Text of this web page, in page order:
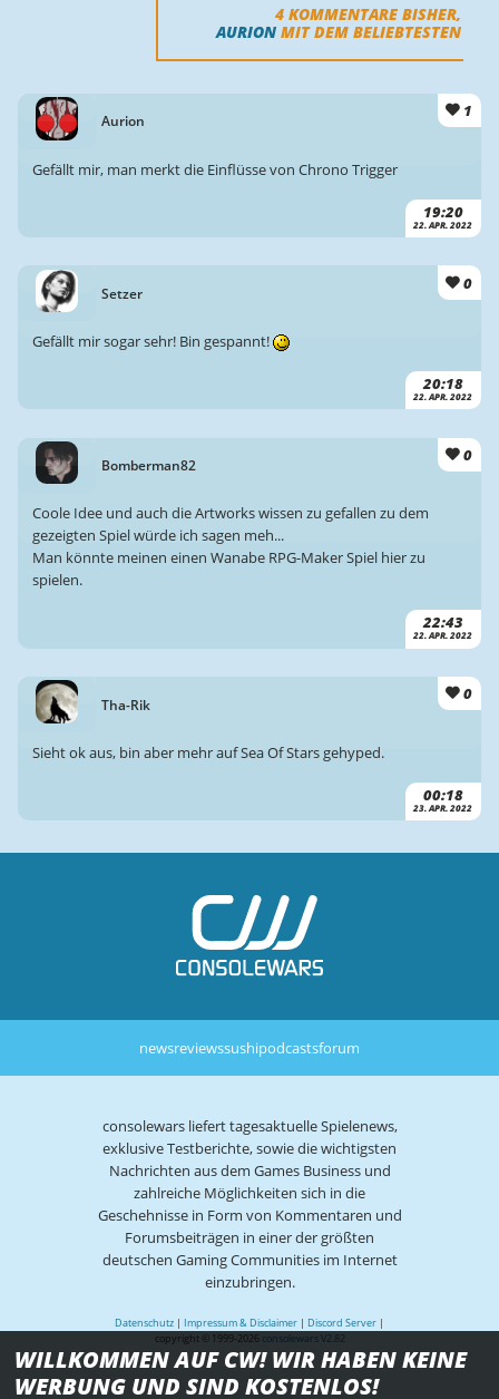
4 KOMMENTARE BISHER,
AURION MIT DEM BELIEBTESTEN
Aurion
1
19:20
22. APR. 2022
Gefällt mir, man merkt die Einflüsse von Chrono Trigger
Setzer
0
20:18
22. APR. 2022
Gefällt mir sogar sehr! Bin gespannt!
Bomberman82
0
22:43
22. APR. 2022
Coole Idee und auch die Artworks wissen zu gefallen zu dem
gezeigten Spiel würde ich sagen meh...
Man könnte meinen einen Wanabe RPG-Maker Spiel hier zu
spielen.
Tha-Rik
0
00:18
23. APR. 2022
Sieht ok aus, bin aber mehr auf Sea Of Stars gehyped.
newsreviewssushipodcastsforum
consolewars liefert tagesaktuelle Spielenews,
exklusive Testberichte, sowie die wichtigsten
Nachrichten aus dem Games Business und
zahlreiche Möglichkeiten sich in die
Geschehnisse in Form von Kommentaren und
Forumsbeiträgen in einer der größten
deutschen Gaming Communities im Internet
einzubringen.
Datenschutz | Impressum & Disclaimer | Discord Server |
copyright © 1999-2026 consolewars V2.82
WILLKOMMEN AUF CW! WIR HABEN KEINE
WERBUNG UND SIND KOSTENLOS!